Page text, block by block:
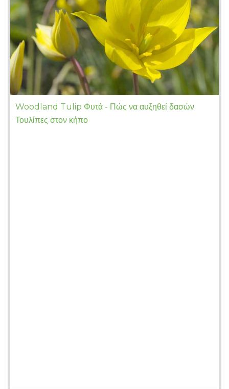
Woodland Tulip Φυτά - Πώς να αυξηθεί δασών
Τουλίπες στον κήπο